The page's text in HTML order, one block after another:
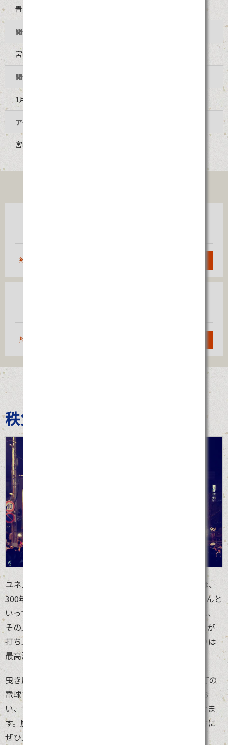
青島裸まいり
開催地
宮崎県宮崎市青島神社
開催時期
1月中旬
アクセス
宮崎空港からバス 25分
約1時間40分
約1時間5分
秩父夜祭
ユネスコ無形文化遺産に登録されている「秩父夜祭」は、
300年以上の歴史を持つ冬の曳山祭り。見どころは、なんと
いっても絢爛豪華な曳き屋台。曳き屋台は舞台に変形し、
その上で歌舞伎も行われます。澄み切った冬空には花火が
打ち上げられ、屋台の装飾とともに冬空を彩り、お祭りは
最高潮を迎えます。
曳き屋台の木製の車輪が「ギーギー」と軋む音や、提灯の
電球ではなく蝋燭で点る明かり。それらの音、色、にお
い、すべてがタイムスリップしたような感覚を起こさせま
す。歴史に触れたい方、日本の美、工芸に興味のある方に
ぜひ見ていただきたいお祭りです。